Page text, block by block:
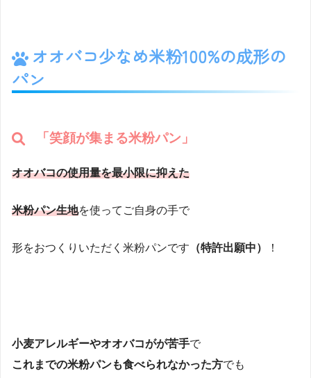
オオバコ少なめ米粉100%の成形の
パン
「笑顔が集まる米粉パン」
オオバコの使用量を最小限に抑えた
米粉パン生地を使ってご自身の手で
形をおつくりいただく米粉パンです （特許出願中） ！
小麦アレルギーやオオバコがが苦手で
これまでの米粉パンも食べられなかった方でも